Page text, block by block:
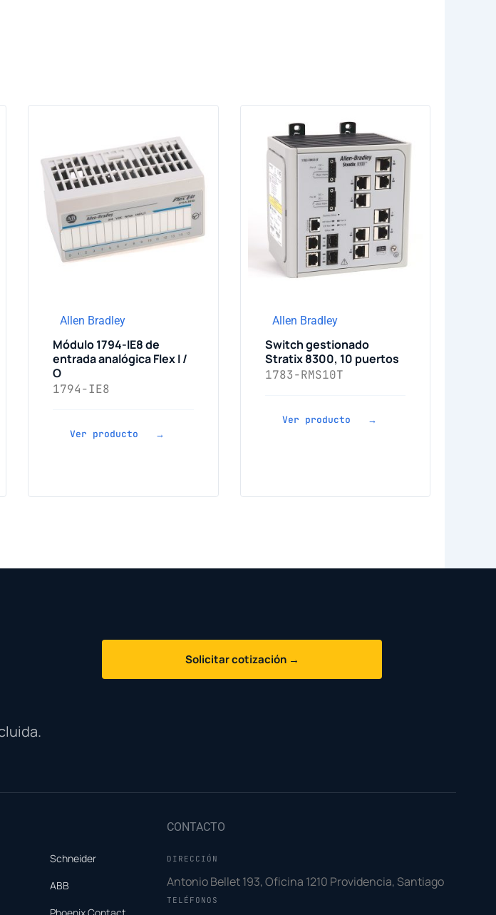
Allen Bradley
Módulo 1794-IE8 de
entrada analógica Flex I /
O
1794-IE8
Ver producto →
Allen Bradley
Switch gestionado
Stratix 8300, 10 puertos
1783-RMS10T
Ver producto →
Solicitar cotización →
Schneider
ABB
CONTACTO
DIRECCIÓN
Antonio Bellet 193, Oficina 1210 Providencia, Santiago
TELÉFONOS